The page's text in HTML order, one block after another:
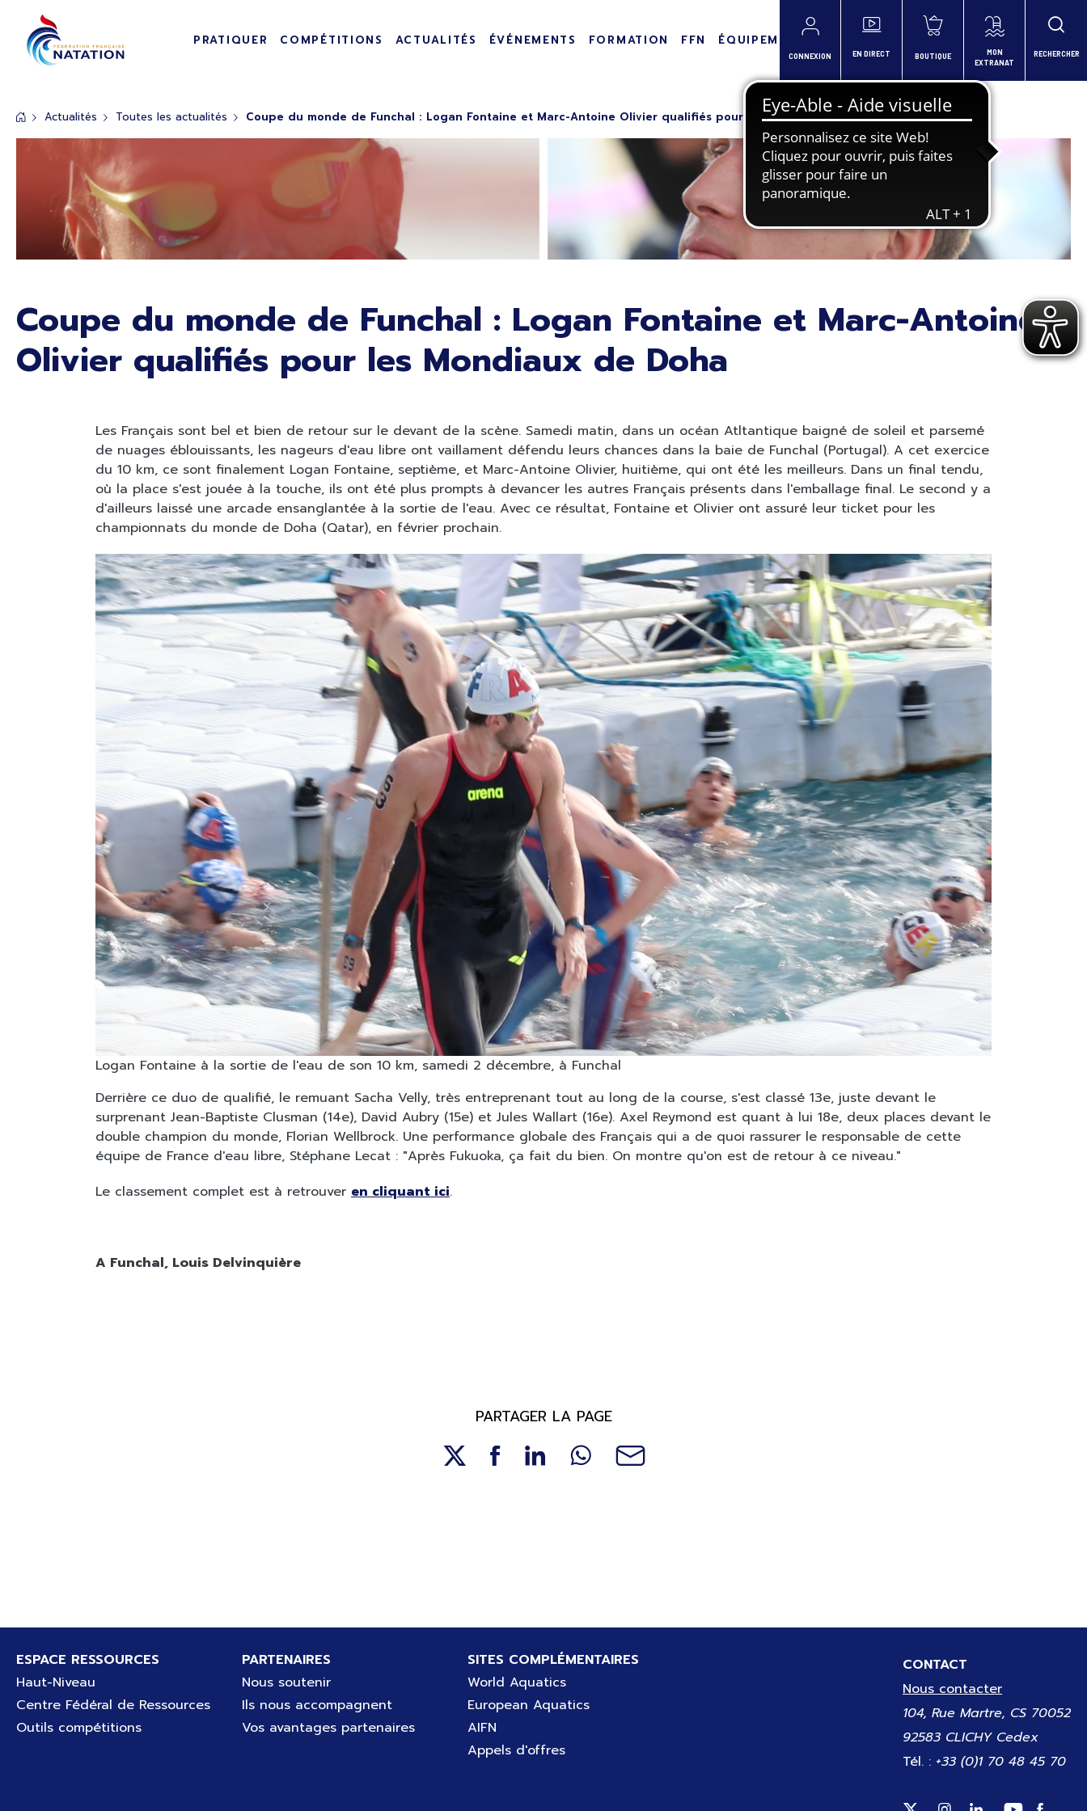
PRATIQUER COMPÉTITIONS ACTUALITÉS ÉVÉNEMENTS FORMATION FFN ÉQUIPEMENTS
CONNEXION EN DIRECT BOUTIQUE
MON
EXTRANAT
RECHERCHER
Actualités Toutes les actualités Coupe du monde de Funchal : Logan Fontaine et Marc-Antoine Olivier qualifiés pour les Mondiaux de Doha
Coupe du monde de Funchal : Logan Fontaine et Marc-Antoine
Olivier qualifiés pour les Mondiaux de Doha
Les Français sont bel et bien de retour sur le devant de la scène. Samedi matin, dans un océan Atltantique baigné de soleil et parsemé
de nuages éblouissants, les nageurs d'eau libre ont vaillament défendu leurs chances dans la baie de Funchal (Portugal). A cet exercice
du 10 km, ce sont finalement Logan Fontaine, septième, et Marc-Antoine Olivier, huitième, qui ont été les meilleurs. Dans un final tendu,
où la place s'est jouée à la touche, ils ont été plus prompts à devancer les autres Français présents dans l'emballage final. Le second y a
d'ailleurs laissé une arcade ensanglantée à la sortie de l'eau. Avec ce résultat, Fontaine et Olivier ont assuré leur ticket pour les
championnats du monde de Doha (Qatar), en février prochain.
Logan Fontaine à la sortie de l'eau de son 10 km, samedi 2 décembre, à Funchal
Derrière ce duo de qualifié, le remuant Sacha Velly, très entreprenant tout au long de la course, s'est classé 13e, juste devant le
surprenant Jean-Baptiste Clusman (14e), David Aubry (15e) et Jules Wallart (16e). Axel Reymond est quant à lui 18e, deux places devant le
double champion du monde, Florian Wellbrock. Une performance globale des Français qui a de quoi rassurer le responsable de cette
équipe de France d'eau libre, Stéphane Lecat : "Après Fukuoka, ça fait du bien. On montre qu'on est de retour à ce niveau."
Le classement complet est à retrouver en cliquant ici.
A Funchal, Louis Delvinquière
PARTAGER LA PAGE
Pied de page
ESPACE RESSOURCES
Haut-Niveau
Centre Fédéral de Ressources
Outils compétitions
PARTENAIRES
Nous soutenir
Ils nous accompagnent
Vos avantages partenaires
SITES COMPLÉMENTAIRES
World Aquatics
European Aquatics
AIFN
Appels d'offres
CONTACT
Nous contacter
104, Rue Martre, CS 70052
92583 CLICHY Cedex
Tél. : +33 (0)1 70 48 45 70
Panneau de gestion des cookies